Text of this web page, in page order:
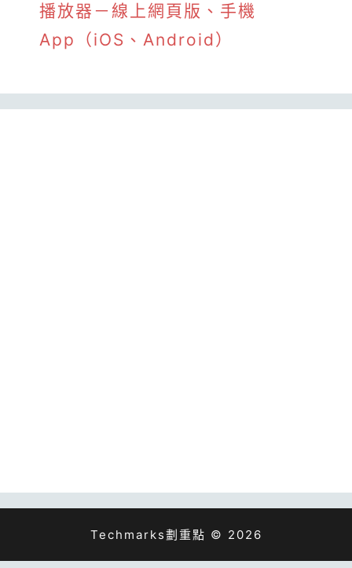
播放器－線上網頁版、手機
App（iOS、Android）
Techmarks劃重點 © 2026